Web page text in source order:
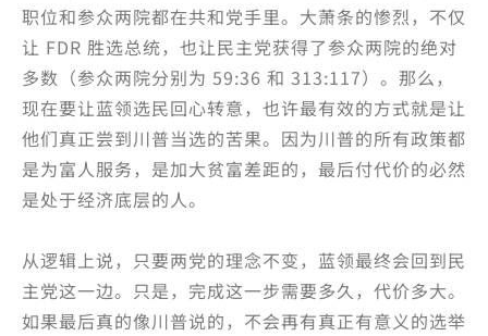
职位和参众两院都在共和党手里。大萧条的惨烈，不仅
让 FDR 胜选总统，也让民主党获得了参众两院的绝对
多数（参众两院分别为 59:36 和 313:117）。那么，
现在要让蓝领选民回心转意，也许最有效的方式就是让
他们真正尝到川普当选的苦果。因为川普的所有政策都
是为富人服务，是加大贫富差距的，最后付代价的必然
是处于经济底层的人。
从逻辑上说，只要两党的理念不变，蓝领最终会回到民
主党这一边。只是，完成这一步需要多久，代价多大。
如果最后真的像川普说的，不会再有真正有意义的选举